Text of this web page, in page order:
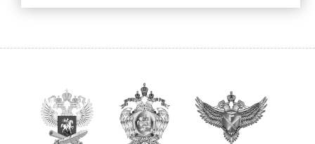
Профилактика экстремизма и терроризма
Нормативные правовые и иные акты в сфере
противодействия коррупции
Методические материалы